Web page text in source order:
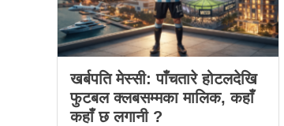
खर्बपति मेस्सी: पाँचतारे होटलदेखि
फुटबल क्लबसम्मका मालिक, कहाँ
कहाँ छ लगानी ?